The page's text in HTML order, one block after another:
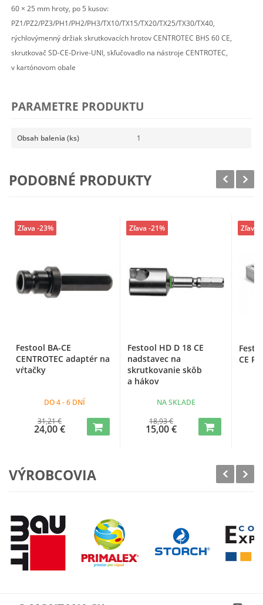
60 × 25 mm hroty, po 5 kusov:
PZ1/PZ2/PZ3/PH1/PH2/PH3/TX10/TX15/TX20/TX25/TX30/TX40,
rýchlovýmenný držiak skrutkovacích hrotov CENTROTEC BHS 60 CE,
skrutkovač SD-CE-Drive-UNI, skľučovadlo na nástroje CENTROTEC,
v kartónovom obale
PARAMETRE PRODUKTU
Obsah balenia (ks) 1
PODOBNÉ PRODUKTY
Festool BA-CE
CENTROTEC adaptér na
vŕtačky
DO 4 - 6 DNÍ
31,21 €
24,00 €
Zľava -23%
Festool HD D 18 CE
nadstavec na
skrutkovanie skôb
a hákov
NA SKLADE
18,93 €
15,00 €
Zľava -21%
CE
Zľava
VÝROBCOVIA